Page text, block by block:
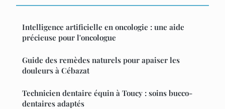
Intelligence artificielle en oncologie : une aide
précieuse pour l'oncologue
Guide des remèdes naturels pour apaiser les
douleurs à Cébazat
Technicien dentaire équin à Toucy : soins bucco-
dentaires adaptés